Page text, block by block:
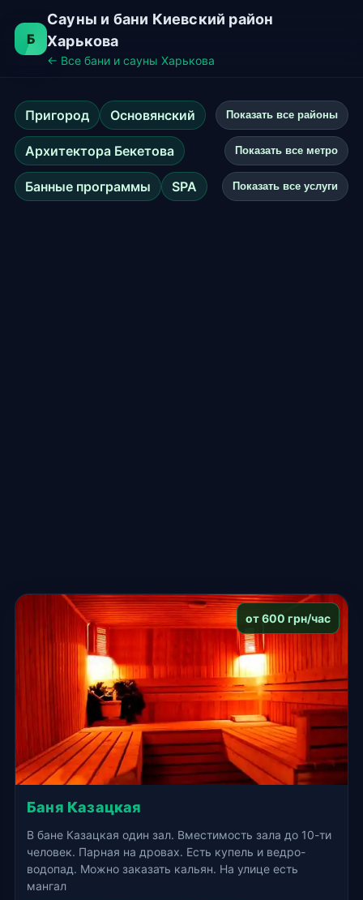
Б
Сауны и бани Киевский район
Харькова
← Все бани и сауны Харькова
Пригород Основянский Показать все районы
Архитектора Бекетова Показать все метро
Банные программы SPA Показать все услуги
от 600 грн/час
Баня Казацкая
В бане Казацкая один зал. Вместимость зала до 10-ти
человек. Парная на дровах. Есть купель и ведро-
водопад. Можно заказать кальян. На улице есть
мангал